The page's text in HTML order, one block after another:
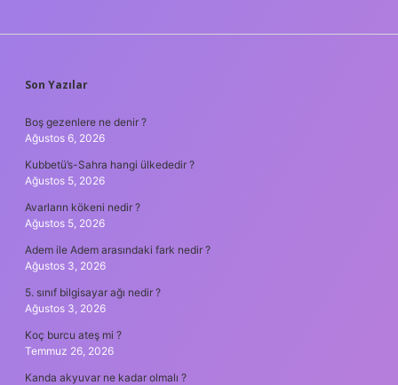
SIDEBAR
Son Yazılar
Boş gezenlere ne denir ?
Ağustos 6, 2026
Kubbetü’s-Sahra hangi ülkededir ?
Ağustos 5, 2026
Avarların kökeni nedir ?
Ağustos 5, 2026
Adem ile Adem arasındaki fark nedir ?
Ağustos 3, 2026
5. sınıf bilgisayar ağı nedir ?
Ağustos 3, 2026
Koç burcu ateş mi ?
Temmuz 26, 2026
Kanda akyuvar ne kadar olmalı ?